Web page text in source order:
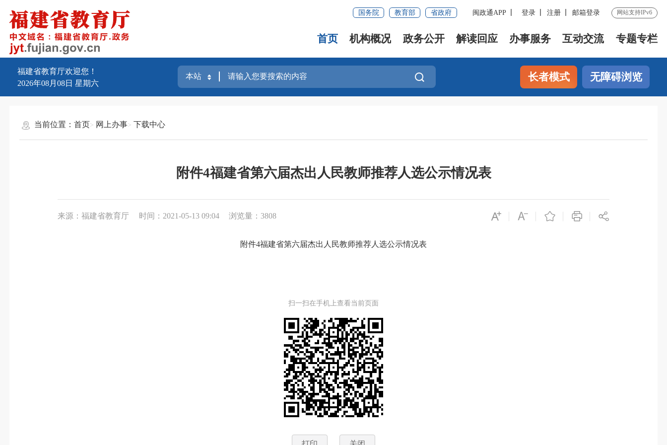
国务院 教育部 省政府 闽政通APP 登录 注册 邮箱登录 网站支持IPv6
首页 机构概况 政务公开 解读回应 办事服务 互动交流 专题专栏
福建省教育厅欢迎您！
2026年08月08日 星期六
长者模式 无障碍浏览
当前位置：首页 网上办事 下载中心
附件4福建省第六届杰出人民教师推荐人选公示情况表
来源：福建省教育厅 时间：2021-05-13 09:04 浏览量：3808
附件4福建省第六届杰出人民教师推荐人选公示情况表
扫一扫在手机上查看当前页面